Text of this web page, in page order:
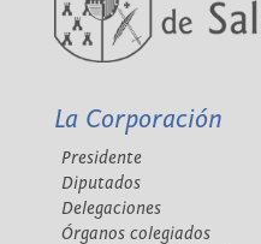
La Corporación
Presidente
Diputados
Delegaciones
Órganos colegiados